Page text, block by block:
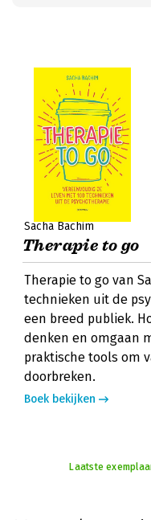
Sacha Bachim
Therapie to go
Therapie to go van
technieken uit de
een breed publiek.
denken en omgaan
praktische tools om
doorbreken.
Boek bekijken
Laatste